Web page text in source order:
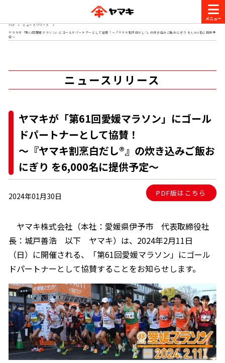
商品情報
ヤマキ『めんつゆ』 ヤマキ 割烹白だし
旨さ、別格。だし屋の鍋 韓福善シリーズ
レシピ
おいしいレシピを探す
おいしいレシピトップ
主食レシピ
主菜レシピ
汁物レシピ
時短レシピ
おいしいレシピを商品から探す
かつお節レシピ
かつお節・だしを知る
だしの取り方
かつお節の削り方
かつお節・だしをもっと知る
ヤマキ かつお節プラス®
かつお節・だしを楽しむ
だしコミュ
CM・キャンペーン
キャンペーン一覧
企業・採用情報
企業情報
- 百年対話
- ヤマキ かつお節プラス®
採用情報
- ジョブリターン制
お問い合わせ
ヤマキお客様相談室
オンラインショップ
コミュニティサイト
Global
TOP
ニュースリリース
ヤマキが「第61回愛媛マラソン」にゴールドパートナーとして協賛！～『ヤマキ割烹白だし®』の炊き込みご飯おにぎり を6,000名に提供予
定～
ニュースリリース
ヤマキが「第61回愛媛マラソン」にゴール
ドパートナーとして協賛！
～『ヤマキ割烹白だし®』の炊き込みご飯お
にぎり を6,000名に提供予定～
2024年01月30日 PDF版はこちら
ヤマキ株式会社（本社：愛媛県伊予市 代表取締役社
長：城戸善浩 以下 ヤマキ）は、2024年2月11日
（日）に開催される、「第61回愛媛マラソン」にゴール
ドパートナーとして協賛することをお知らせします。